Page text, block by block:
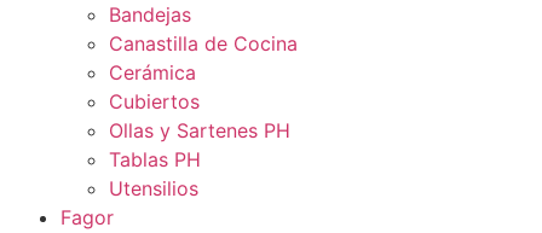
Bandejas
Canastilla de Cocina
Cerámica
Cubiertos
Ollas y Sartenes PH
Tablas PH
Utensilios
Fagor